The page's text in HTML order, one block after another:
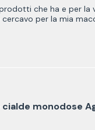
che ha e per la
per la mia
monodose